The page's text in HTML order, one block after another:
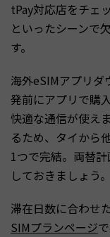
tPay対応店をチェ
といったシーンで
す。
海外eSIMアプリダ
発前にアプリで購
快適な通信が使え
るため、タイから
1つで完結。両替
しておきましょう。
滞在日数に合わせ
SIMプランページ